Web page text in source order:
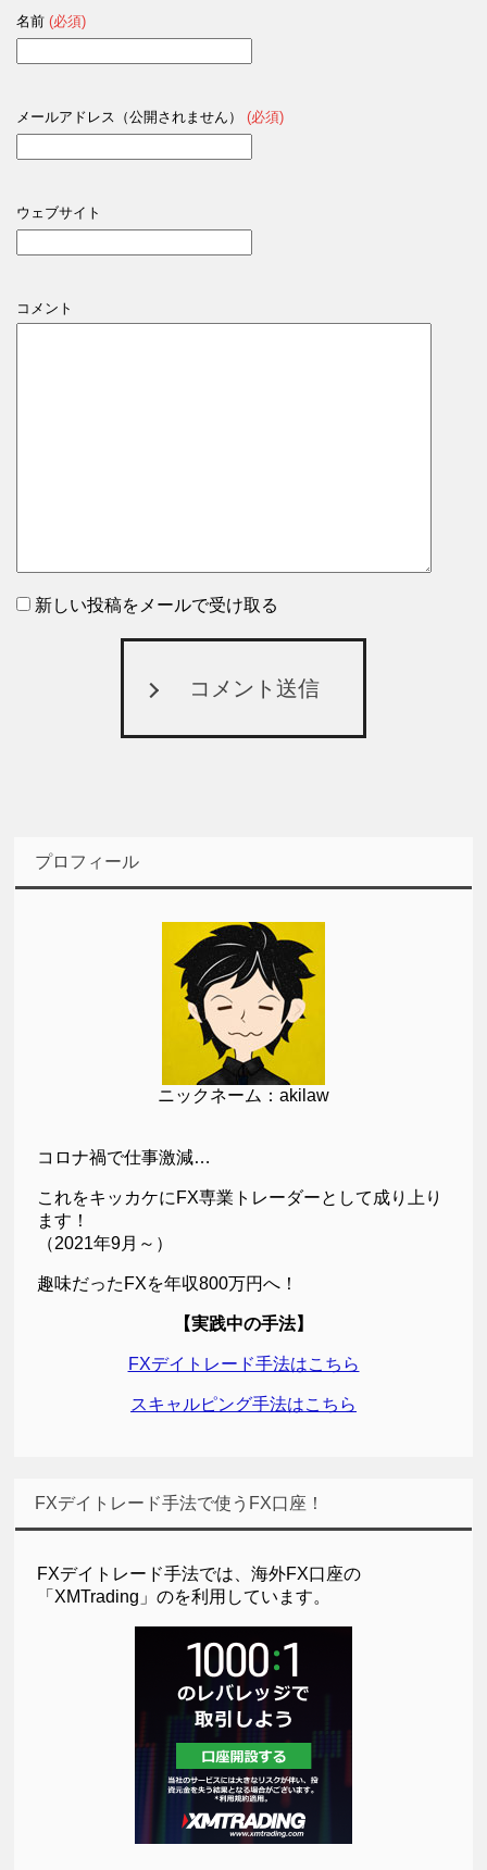
名前 (必須)
メールアドレス（公開されません） (必須)
ウェブサイト
コメント
新しい投稿をメールで受け取る
コメント送信
プロフィール
ニックネーム：akilaw
コロナ禍で仕事激減…
これをキッカケにFX専業トレーダーとして成り上り
ます！
（2021年9月～）
趣味だったFXを年収800万円へ！
【実践中の手法】
FXデイトレード手法はこちら
スキャルピング手法はこちら
FXデイトレード手法で使うFX口座！
FXデイトレード手法では、海外FX口座の
「XMTrading」のを利用しています。